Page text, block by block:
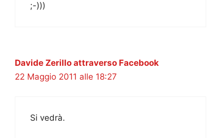
;-)))
Davide Zerillo attraverso Facebook
22 Maggio 2011 alle 18:27
Si vedrà.